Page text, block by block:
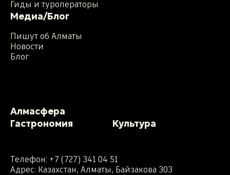
Гиды и туроператоры
Медиа/Блог
Пишут об Алматы
Новости
Блог
Алмасфера
Гастрономия
Культура
Телефон: +7 (727) 341 04 51
Адрес: Казахстан, Алматы, Байзакова 303